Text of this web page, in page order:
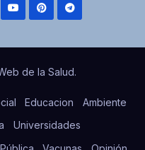
de la Salud.
Educacion
Ambiente
Universidades